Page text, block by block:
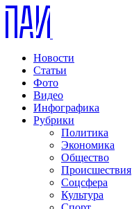
Новости
Статьи
Фото
Видео
Инфографика
Рубрики
Политика
Экономика
Общество
Происшествия
Соцсфера
Культура